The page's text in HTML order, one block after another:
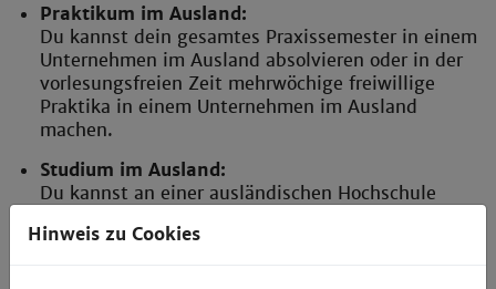
Praktikum im Ausland:
Du kannst dein gesamtes Praxissemester in einem
Unternehmen im Ausland absolvieren oder in der
vorlesungsfreien Zeit mehrwöchige freiwillige
Praktika in einem Unternehmen im Ausland
machen.
Studium im Ausland:
Du kannst an einer ausländischen Hochschule
Partnerhochschulen ein theoretisches
Hinweis zu Cookies